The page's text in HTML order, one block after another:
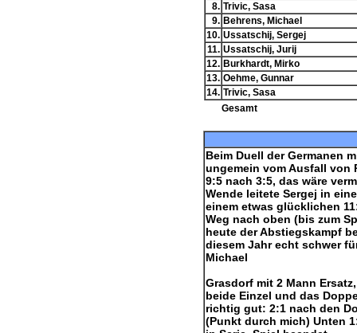
8. Trivic, Sasa
9. Behrens, Michael
10. Ussatschij, Sergej
11. Ussatschij, Jurij
12. Burkhardt, Mirko
13. Oehme, Gunnar
14. Trivic, Sasa
Gesamt
Beim Duell der Germanen
ungemein vom Ausfall von
9:5 nach 3:5, das wäre
Wende leitete Sergej in
einem etwas glücklichen
Weg nach oben (bis zum
heute der Abstiegskampf
diesem Jahr echt schwer
Michael
Grasdorf mit 2 Mann
beide Einzel und das
richtig gut: 2:1 nach den
(Punkt durch mich) Unten